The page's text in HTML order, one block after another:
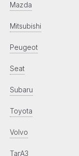
Mazda
Mitsubishi
Peugeot
Seat
Subaru
Toyota
Volvo
ТагАЗ